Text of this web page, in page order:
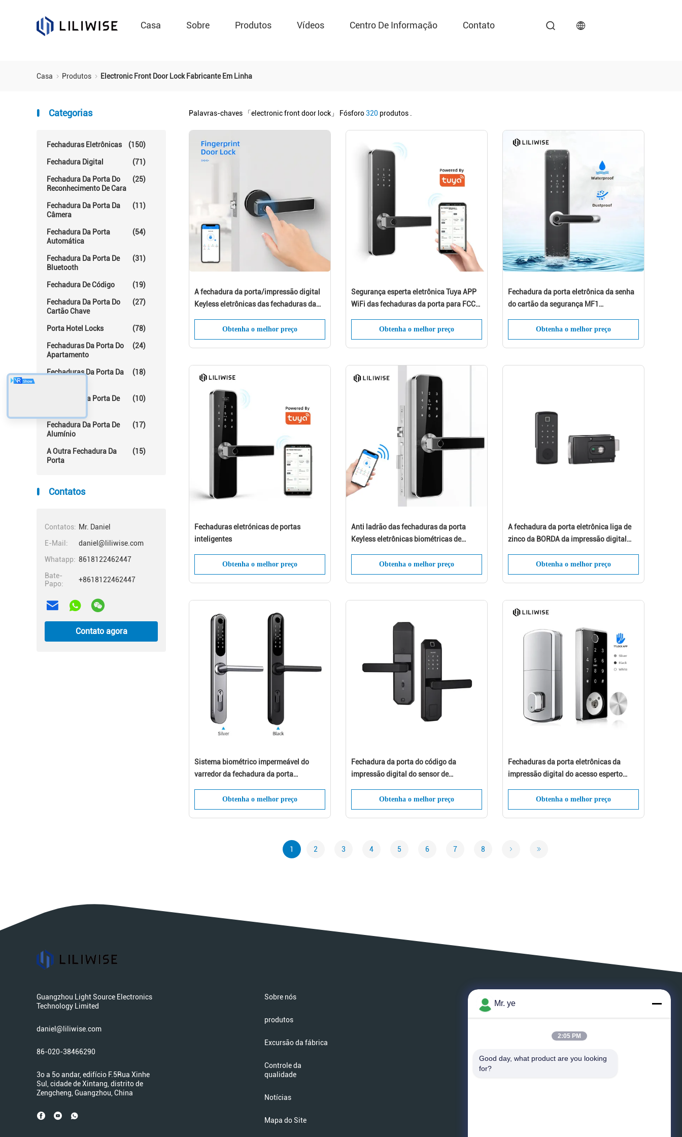
Casa Sobre Produtos Vídeos Centro De Informação Contato
Casa Produtos Electronic Front Door Lock Fabricante Em Linha
Categorias
Fechaduras Eletrônicas (150)
Fechadura Digital (71)
Fechadura Da Porta Do
Reconhecimento De Cara
(25)
Fechadura Da Porta Da
Câmera
(11)
Fechadura Da Porta
Automática
(54)
Fechadura Da Porta De
Bluetooth
(31)
Fechadura De Código (19)
Fechadura Da Porta Do
Cartão Chave
(27)
Porta Hotel Locks (78)
Fechaduras Da Porta Do
Apartamento
(24)
Fechaduras Da Porta Da
(18)
Fechadura Da Porta De
(10)
Fechadura Da Porta De
Alumínio
(17)
A Outra Fechadura Da
Porta
(15)
Contatos
Contatos: Mr. Daniel
E-Mail:
daniel@liliwise.com
Whatapp: 8618122462447
Bate-
Papo:
+8618122462447
Contato agora
Palavras-chaves 「electronic front door lock」 Fósforo320 produtos .
A fechadura da porta/impressão digital
Keyless eletrônicas das fechaduras da
Smartphone destrava fechaduras da
porta
Obtenha o melhor preço
Segurança esperta eletrônica Tuya APP
WiFi das fechaduras da porta para FCC
Obtenha o melhor preço
Fechadura da porta eletrônica da senha
do cartão da segurança MF1
Obtenha o melhor preço
Fechaduras eletrónicas de portas
inteligentes
Obtenha o melhor preço
Anti ladrão das fechaduras da porta
Keyless eletrônicas biométricas de
Obtenha o melhor preço
A fechadura da porta eletrônica liga de
zinco da BORDA da impressão digital
Obtenha o melhor preço
Sistema biométrico impermeável do
varredor da fechadura da porta
Obtenha o melhor preço
Fechadura da porta do código da
impressão digital do sensor de
Keyless eletrônicas
Obtenha o melhor preço
Fechaduras da porta eletrônicas da
impressão digital do acesso esperto
fechadura da porta do cartão chave
Obtenha o melhor preço
1 2 3 4 5 6 7 8
Guangzhou Light Source Electronics
Technology Limited
daniel@liliwise.com
86-020-38466290
3o a 5o andar, edifício F.5Rua Xinhe
Sul, cidade de Xintang, distrito de
Zengcheng, Guangzhou, China
Sobre nós
produtos
Excursão da fábrica
Controle da
qualidade
Notícias
Mapa do Site
*E-mail
Deixe uma mensagem Em breve retornaremos
a ligação!
Mr. ye
2:05 PM
Good day, what product are you looking
for?